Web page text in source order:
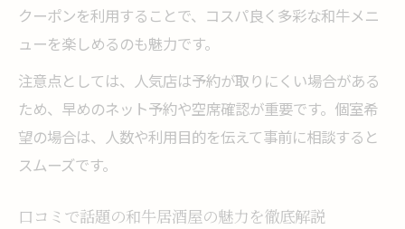
ト
静かな個室で和牛料理を楽しむコツ
落ち着いた空間が人気の和牛居酒屋の魅力
和牛ディナーをゆったり過ごすための工夫
飲み放題付きコースで和牛の贅沢体験を
和牛と飲み放題コースで贅沢な時間を満喫
横浜駅で和牛飲み放題コースを楽しむ方法
クーポンを利用することで、コスパ良く多彩な和牛メニ
ューを楽しめるのも魅力です。
注意点としては、人気店は予約が取りにくい場合がある
ため、早めのネット予約や空席確認が重要です。個室希
望の場合は、人数や利用目的を伝えて事前に相談すると
スムーズです。
口コミで話題の和牛居酒屋の魅力を徹底解説